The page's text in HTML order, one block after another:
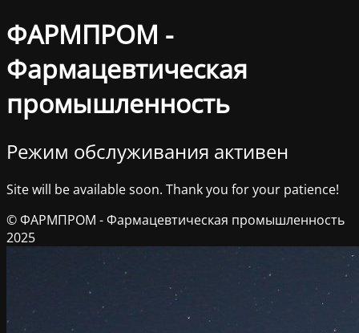
ФАРМПРОМ -
Фармацевтическая
промышленность
Режим обслуживания активен
Site will be available soon. Thank you for your patience!
© ФАРМПРОМ - Фармацевтическая промышленность
2025